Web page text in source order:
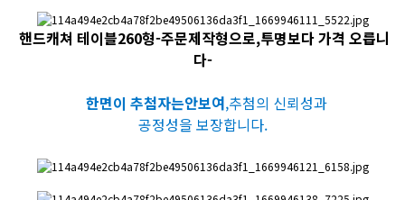
핸드캐쳐 테이블260형-주문제작형으로,투명보다 가격 오릅니
다-
한면이 추첨자는안보여,추첨의 신뢰성과
공정성을 보장합니다.